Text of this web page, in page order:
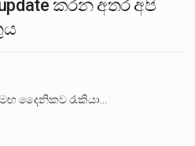
කරන අතර අපි
දෛනිකව රැකියා…